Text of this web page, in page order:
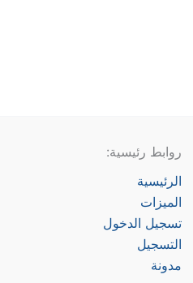
روابط رئيسية:
الرئيسية
الميزات
تسجيل الدخول
التسجيل
مدونة